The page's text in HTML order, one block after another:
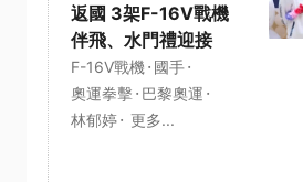
返國 3架F-16V戰機
伴飛、水門禮迎接
F-16V戰機 · 國手·
奧運拳擊 · 巴黎奧運 ·
林郁婷· 更多...